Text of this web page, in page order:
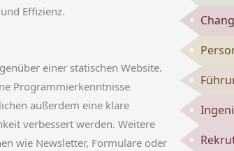
Effizienz.
einer statischen Website.
Programmierkenntnisse
außerdem eine klare
verbessert werden. Weitere
wie Newsletter, Formulare oder